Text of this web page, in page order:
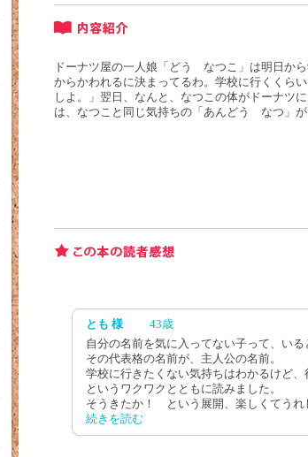
ドーナツ屋の一人娘「どう なつこ」は明日か
からかわれるに決まってるわ。学校に行くくら
しよ。」翌日、なんと、なつこの体がドーナツ
は、なつこと同じ気持ちの「あんどう なつ」が
とも 様
43歳
自分の名前を気に入ってない子って、いる
その代表格の名前が、主人公の名前。
学校に行きたくない気持ちはわかるけど
というワクワクとともに読みました。
そうきたか！ という展開、楽しくてうれ
続きを読む